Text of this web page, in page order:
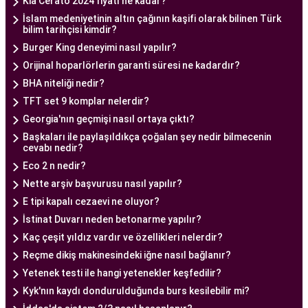
Ankara Tüp Bebek Merkezi, hasta odaklı hizmet
anlayışı ve etik prensipler çerçevesinde, çiftlere
sağlıklı bir gebelik yaşama şansı tanıyan kapsamlı
bir tüp bebek hizmeti sunar.
Ankara Tüp Bebek Doktoru
Tüp bebek tedavisi, uzman bir ekibin liderliğinde
ve deneyimli bir doktorun rehberliğinde
yürütülmesi gereken bir süreçtir. Ankara Tüp
Bebek Merkezi'nde görev alan uzman tüp bebek
doktoru, çiftlere kapsamlı bir yaklaşımla tedavi
sunar.
Ankara Tüp Bebek Doktoru, tüp bebek tedavisi
sürecinde çiftlere rehberlik eder ve tedavinin her
aşamasında destek sağlar. Çiftin tıbbi geçmişini
değerlendirir, bireysel durumlarını analiz eder ve
İslam medeniyetinin altın çağının kaşifi olarak bilinen Türk
bilim tarihçisi kimdir?
Burger King deneyimi nasıl yapılır?
Orijinal hoparlörlerin garanti süresi ne kadardır?
BHA niteliği nedir?
TFT set 9 komplar nelerdir?
Georgia'nın geçmişi nasıl ortaya çıktı?
Başkaları ile paylaşıldıkça çoğalan şey nedir bilmecenin
cevabı nedir?
Eco 2 n nedir?
Nette arşiv başvurusu nasıl yapılır?
E tipi kapalı cezaevi ne oluyor?
İstinat Duvarı neden betonarme yapılır?
Kaç çeşit yıldız vardır ve özellikleri nelerdir?
Reçme dikiş makinesindeki iğne nasıl bağlanır?
Yetenek testi ile hangi yetenekler keşfedilir?
Kyk'nın kaydı dondurulduğunda burs kesilebilir mi?